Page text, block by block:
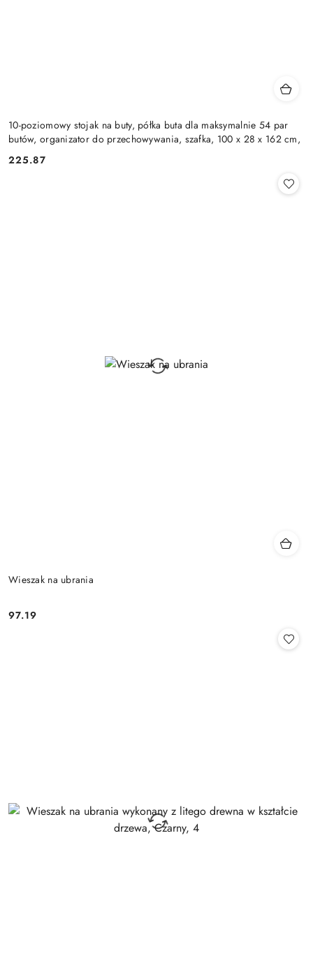
10-poziomowy stojak na buty, półka buta dla maksymalnie 54 par
butów, organizator do przechowywania, szafka, 100 x 28 x 162 cm,
Cena:
225.87
Wieszak na ubrania
Cena:
97.19